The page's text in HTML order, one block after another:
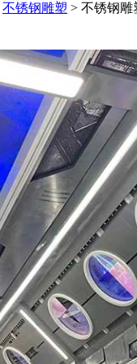
不锈钢雕塑 > 不锈钢雕